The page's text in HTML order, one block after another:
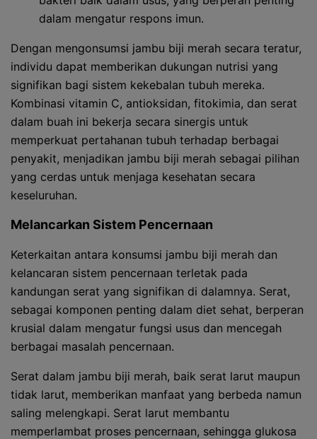
dalam mengatur respons imun.
Dengan mengonsumsi jambu biji merah secara teratur,
individu dapat memberikan dukungan nutrisi yang
signifikan bagi sistem kekebalan tubuh mereka.
Kombinasi vitamin C, antioksidan, fitokimia, dan serat
dalam buah ini bekerja secara sinergis untuk
memperkuat pertahanan tubuh terhadap berbagai
penyakit, menjadikan jambu biji merah sebagai pilihan
yang cerdas untuk menjaga kesehatan secara
keseluruhan.
Melancarkan Sistem Pencernaan
Keterkaitan antara konsumsi jambu biji merah dan
kelancaran sistem pencernaan terletak pada
kandungan serat yang signifikan di dalamnya. Serat,
sebagai komponen penting dalam diet sehat, berperan
krusial dalam mengatur fungsi usus dan mencegah
berbagai masalah pencernaan.
Serat dalam jambu biji merah, baik serat larut maupun
tidak larut, memberikan manfaat yang berbeda namun
saling melengkapi. Serat larut membantu
memperlambat proses pencernaan, sehingga glukosa